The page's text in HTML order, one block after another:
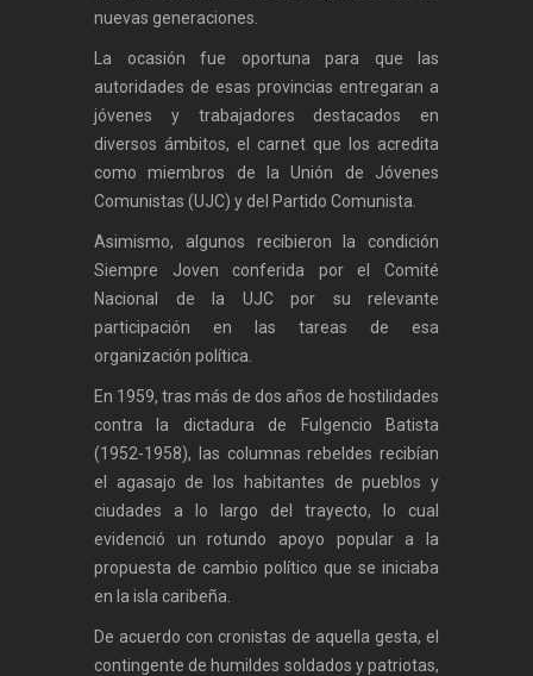
nuevas generaciones.
La ocasión fue oportuna para que las
autoridades de esas provincias entregaran a
jóvenes y trabajadores destacados en
diversos ámbitos, el carnet que los acredita
como miembros de la Unión de Jóvenes
Comunistas (UJC) y del Partido Comunista.
Asimismo, algunos recibieron la condición
Siempre Joven conferida por el Comité
Nacional de la UJC por su relevante
participación en las tareas de esa
organización política.
En 1959, tras más de dos años de hostilidades
contra la dictadura de Fulgencio Batista
(1952-1958), las columnas rebeldes recibían
el agasajo de los habitantes de pueblos y
ciudades a lo largo del trayecto, lo cual
evidenció un rotundo apoyo popular a la
propuesta de cambio político que se iniciaba
en la isla caribeña.
De acuerdo con cronistas de aquella gesta, el
contingente de humildes soldados y patriotas,